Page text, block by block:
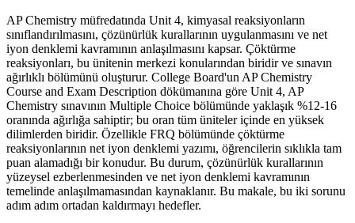
AP Chemistry müfredatında Unit 4, kimyasal reaksiyonların
sınıflandırılmasını, çözünürlük kurallarının uygulanmasını ve net
iyon denklemi kavramının anlaşılmasını kapsar. Çöktürme
reaksiyonları, bu ünitenin merkezi konularından biridir ve sınavın
ağırlıklı bölümünü oluşturur. College Board'un AP Chemistry
Course and Exam Description dökümanına göre Unit 4, AP
Chemistry sınavının Multiple Choice bölümünde yaklaşık %12-16
oranında ağırlığa sahiptir; bu oran tüm üniteler içinde en yüksek
dilimlerden biridir. Özellikle FRQ bölümünde çöktürme
reaksiyonlarının net iyon denklemi yazımı, öğrencilerin sıklıkla tam
puan alamadığı bir konudur. Bu durum, çözünürlük kurallarının
yüzeysel ezberlenmesinden ve net iyon denklemi kavramının
temelinde anlaşılmamasından kaynaklanır. Bu makale, bu iki sorunu
adım adım ortadan kaldırmayı hedefler.